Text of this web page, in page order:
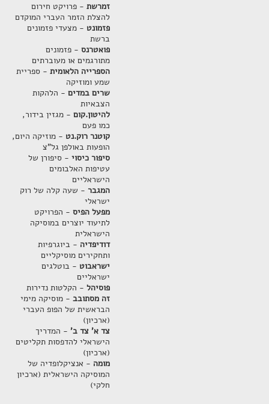
זמרשת- פרויקט חירום
להצלת הזמר העברי המוקדם
פזמונט - מצעדי פזמונים
ברשת
פואטרנס- פזמונים
מתורגמים או מעוברתים
הספרייה הלאומית- ספריית
שמע ומוזיקה
שרים במדים- הלהקות
הצבאיות
להיטון.קום- מגזין בידור,
כמו פעם
קוטנר רוק.נט - מוזיקה היום,
הופעות באולפן גל"צ
סיפור כיסוי- סיפורן של
עטיפות האלבומים
הישראליים
המגבר- שעה קלה של רוק
ישראלי
מפעל הפיס- הפרויקט
לתיעוד יוצרים במוסיקה
הישראלית
דודיפדיה - ביוגרפיות
ותחקירים מוסיקליים
ישראבוט - בוטלגים
ישראליים
פוסיהל- הקלטות נדירות
זה מסתובב- מוסיקה מימי
הבראשית של הפופ העברי
(ארכיון)
צד א' צד ב'- המדריך
הישראלי להדפסות תקליטים
(ארכיון)
מומה - אנציקלופדיה של
המוסיקה הישראלית (ארכיון
חלקי)